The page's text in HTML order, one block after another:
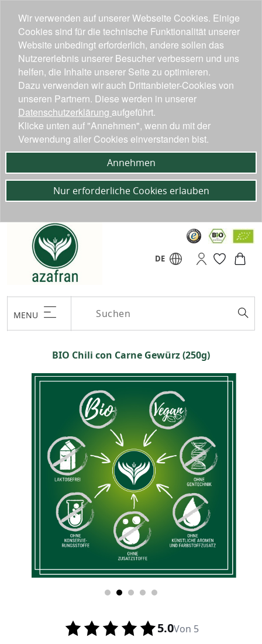
DE
MENU
BIO Chili con Carne Gewürz (250g)
5.0Von 5
Wir verwenden auf unserer Webseite Cookies. Einige
Cookies sind für die technische Funktionalität unserer
Website unbedingt erforderlich, andere sollen das
Nutzererlebnis unserer Besucher verbessern und uns
helfen, die Inhalte unserer Seite zu optimieren.
Dazu verwenden wir auch Drittanbieter-Cookies von
unseren Partnern. Diese werden in unserer
Datenschutzerklärung aufgeführt.
Klicke unten auf "Annehmen", wenn du mit der
Verwendung aller Cookies einverstanden bist.
Annehmen
Nur erforderliche Cookies erlauben